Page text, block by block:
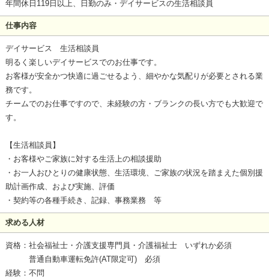
年間休日119日以上、日勤のみ・デイサービスの生活相談員
仕事内容
デイサービス 生活相談員
明るく楽しいデイサービスでのお仕事です。
お客様が安全かつ快適に過ごせるよう、細やかな気配りが必要とされる業
務です。
チームでのお仕事ですので、未経験の方・ブランクの長い方でも大歓迎で
す。
【生活相談員】
・お客様やご家族に対する生活上の相談援助
・お一人おひとりの健康状態、生活環境、ご家族の状況を踏まえた個別援
助計画作成、および実施、評価
・契約等の各種手続き、記録、事務業務 等
求める人材
資格：社会福祉士・介護支援専門員・介護福祉士 いずれか必須
普通自動車運転免許(AT限定可) 必須
経験：不問